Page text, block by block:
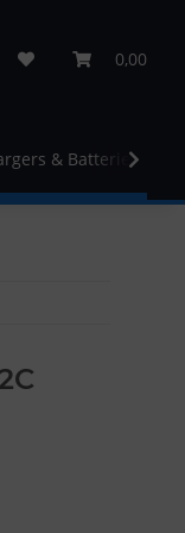
0,00
& Batteries